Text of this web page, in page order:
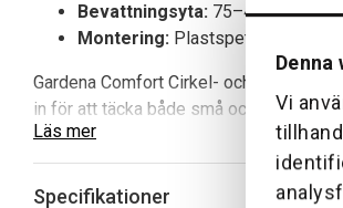
Denna
Vi
Bevattningsyta: 75–490 m²
Montering: Plastspett med
Gardena Comfort Cirkel- och
in för att täcka både små och stora
Fördelar och
Läs mer
Specifikationer